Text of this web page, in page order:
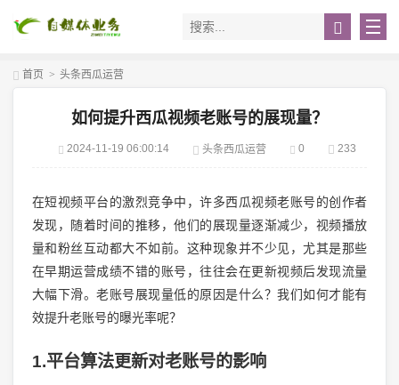
首页 > 头条西瓜运营
如何提升西瓜视频老账号的展现量？
2024-11-19 06:00:14 头条西瓜运营 0 233
在短视频平台的激烈竞争中，许多西瓜视频老账号的创作者
发现，随着时间的推移，他们的展现量逐渐减少，视频播放
量和粉丝互动都大不如前。这种现象并不少见，尤其是那些
在早期运营成绩不错的账号，往往会在更新视频后发现流量
大幅下滑。老账号展现量低的原因是什么？我们如何才能有
效提升老账号的曝光率呢？
1.平台算法更新对老账号的影响